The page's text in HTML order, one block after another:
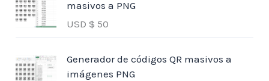
masivos a PNG
USD $ 50
Generador de códigos QR masivos a
imágenes PNG